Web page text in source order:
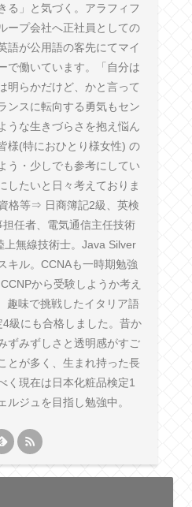
る」と気づく。アラフィフ
ープ会社へ正社員としての
語が公用語の客先にてマイ
で働いています。「自分は
明らかだけど、かと言って
ンスに転向する勇気もセン
うな生きづらさを抱え悩ん
様(特におひとり様女性) の
う・少しでも参考にしてい
したいと日々考えておりま
格等⇒ 日商簿記2級、英検
任者、電気通信主任技術
無線技術士。Java Silver
キル。CCNAも一時期勉強
から受験しようか考え
趣味で挑戦したイタリア語
級にも合格しました。昔か
ずみずしさと透明感がすご
とが多く、生まれ持った長
く現在は日本化粧品検定1
ジュを目指し勉強中。